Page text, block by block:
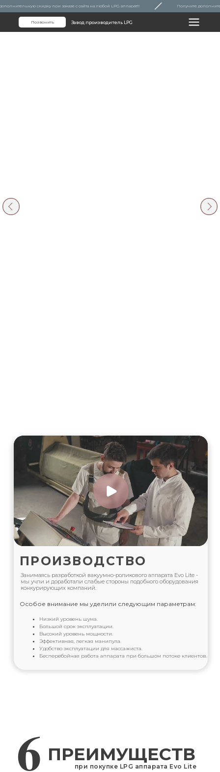
скидку при заказе с сайта на любой LPG аппарат!!! Получите
Завод производитель LPG
Позвонить
Низкий уровень шума.
Большой срок эксплуатации.
Высокий уровень мощности.
Эффективная, легкая манипула.
Удобство эксплуатации для массажиста.
Бесперебойная работа аппарата при большом потоке клиентов.
Занимаясь разработкой вакуумно-роликового аппарата Evo Lite -
мы учли и доработали слабые стороны подобного оборудования
конкурирующих компаний.
Особое внимание мы уделили следующим параметрам:
ПРОИЗВОДСТВО
ПРЕИМУЩЕСТВ
6 при покупке LPG аппарата Evo Lite